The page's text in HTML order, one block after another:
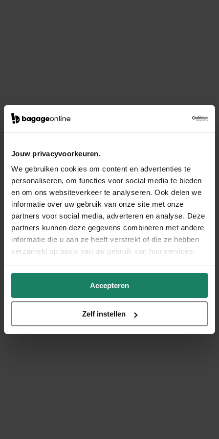
Jouw privacyvoorkeuren.
We gebruiken cookies om content en advertenties te
personaliseren, om functies voor social media te bieden
en om ons websiteverkeer te analyseren. Ook delen we
informatie over uw gebruik van onze site met onze
partners voor social media, adverteren en analyse. Deze
partners kunnen deze gegevens combineren met andere
informatie die u aan ze heeft verstrekt of die ze hebben
verzameld op basis van uw gebruik van hun services.
Accepteren
Zelf instellen